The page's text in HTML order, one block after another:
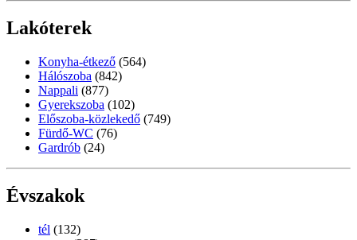
Lakóterek
Konyha-étkező (564)
Hálószoba (842)
Nappali (877)
Gyerekszoba (102)
Előszoba-közlekedő (749)
Fürdő-WC (76)
Gardrób (24)
Évszakok
tél (132)